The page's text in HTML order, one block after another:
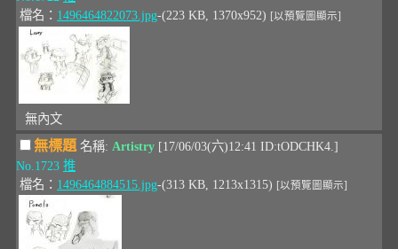
檔名： 1496464822073.jpg-(223 KB, 1370x952) [以預覽圖顯示]
無內文
無標題 名稱: Artistry [17/06/03(六)12:41 ID:tODCHK4.]
No.1723 推
檔名： 1496464884515.jpg-(313 KB, 1213x1315) [以預覽圖顯示]